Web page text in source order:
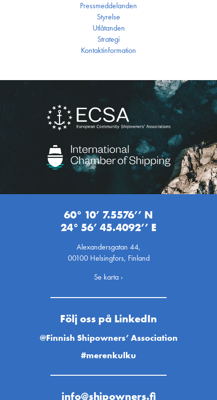
Press­meddelanden
Styrelse
Utlåtanden
Strategi
Kontakt­information
60° 10’ 7.5576’’ N
24° 56’ 45.4092’’ E
Alexandersgatan 44,
00100 Helsingfors, Finland
Se karta ›
Följ oss på LinkedIn
@Finnish Shipowners’ Association
#merenkulku
info@shipowners.fi